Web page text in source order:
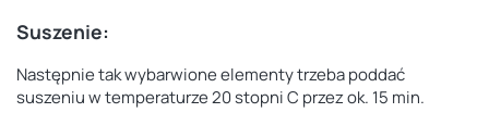
Suszenie:
Następnie tak wybarwione elementy trzeba poddać
suszeniu w temperaturze 20 stopni C przez ok. 15 min.